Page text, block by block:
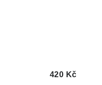
420 Kč